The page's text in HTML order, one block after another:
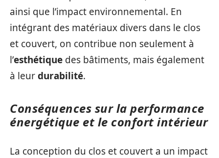
ainsi que l’impact environnemental. En
intégrant des matériaux divers dans le clos
et couvert, on contribue non seulement à
l’esthétique des bâtiments, mais également
à leurdurabilité.
Conséquences sur la performance
énergétique et le confort intérieur
La conception du clos et couvert a un impact